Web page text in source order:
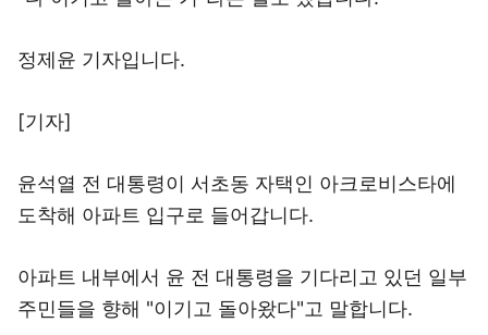
정제윤 기자입니다.
[기자]
윤석열 전 대통령이 서초동 자택인 아크로비스타에
도착해 아파트 입구로 들어갑니다.
아파트 내부에서 윤 전 대통령을 기다리고 있던 일부
주민들을 향해 "이기고 돌아왔다"고 말합니다.